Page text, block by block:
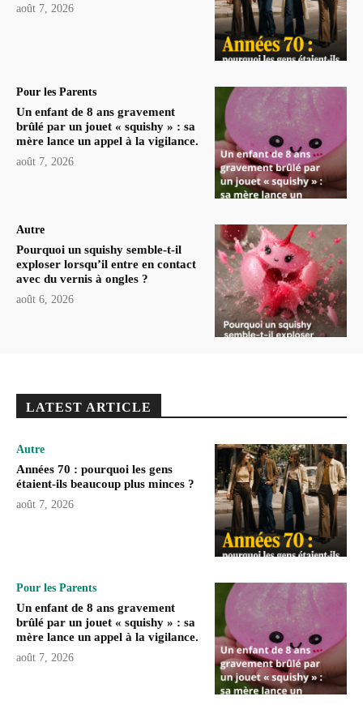
août 7, 2026
Pour les Parents
Un enfant de 8 ans gravement
brûlé par un jouet « squishy » : sa
mère lance un appel à la vigilance.
août 7, 2026
Autre
Pourquoi un squishy semble-t-il
exploser lorsqu’il entre en contact
avec du vernis à ongles ?
août 6, 2026
LATEST ARTICLE
Autre
Années 70 : pourquoi les gens
étaient-ils beaucoup plus minces ?
août 7, 2026
Pour les Parents
Un enfant de 8 ans gravement
brûlé par un jouet « squishy » : sa
mère lance un appel à la vigilance.
août 7, 2026